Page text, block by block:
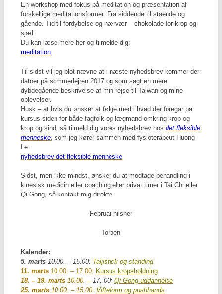
En workshop med fokus på meditation og præsentation af
forskellige meditationsformer. Fra siddende til stående og
gående. Tid til fordybelse og nærvær – chokolade for krop og
sjæl.
Du kan læse mere her og tilmelde dig:
meditation
Til sidst vil jeg blot nævne at i næste nyhedsbrev kommer der
datoer på sommerlejren 2017 og som sagt en mere
dybdegående beskrivelse af min rejse til Taiwan og mine
oplevelser.
Husk – at hvis du ønsker at følge med i hvad der foregår på
kursus siden for både fagfolk og lægmand omkring krop og
krop og sind, så tilmeld dig vores nyhedsbrev hos det fleksible
menneske, som jeg kører sammen med fysioterapeut Huong
Le:
nyhedsbrev det fleksible menneske
Sidst, men ikke mindst, ønsker du at modtage behandling i
kinesisk medicin eller coaching eller privat timer i Tai Chi eller
Qi Gong, så kontakt mig direkte.
Februar hilsner
Torben
Kalender:
5. marts10.00. – 15.00: Taijistick og standing
11. marts10.00. – 17.00: Kursus kropsholdning
18. – 19. marts10.00. –17. 00: Qi Gong uddannelse
25. marts10.00. – 15.00: Vifteform og pushhands